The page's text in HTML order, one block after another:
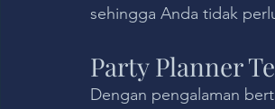
sehingga Anda tidak
Party Planner
Dengan pengalaman